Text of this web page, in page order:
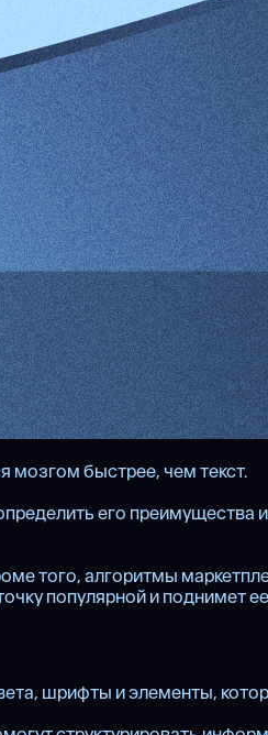
мозгом быстрее, чем текст.
его
того, алгоритмы
популярной и поднимет
шрифты и элементы,